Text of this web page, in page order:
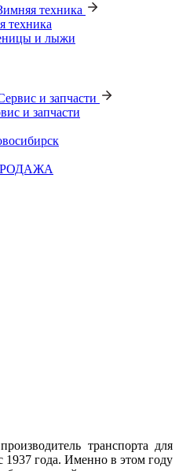
техника
техника
и лыжи
и запчасти
и запчасти
транспорта для
1937 года. Именно в этом году